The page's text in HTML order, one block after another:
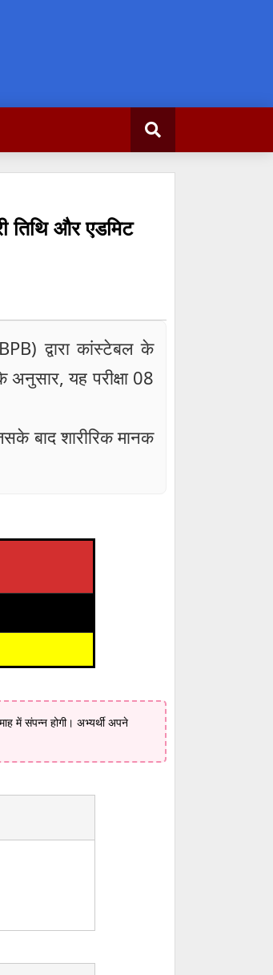
और एडमिट
द्वारा कांस्टेबल के
यह परीक्षा 08
बाद शारीरिक मानक
में संपन्न होगी। अभ्यर्थी अपने